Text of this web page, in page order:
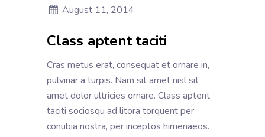
August 11, 2014
Class aptent taciti
Cras metus erat, consequat et ornare in,
pulvinar a turpis. Nam sit amet nisl sit
amet dolor ultricies ornare. Class aptent
taciti sociosqu ad litora torquent per
conubia nostra, per inceptos himenaeos.